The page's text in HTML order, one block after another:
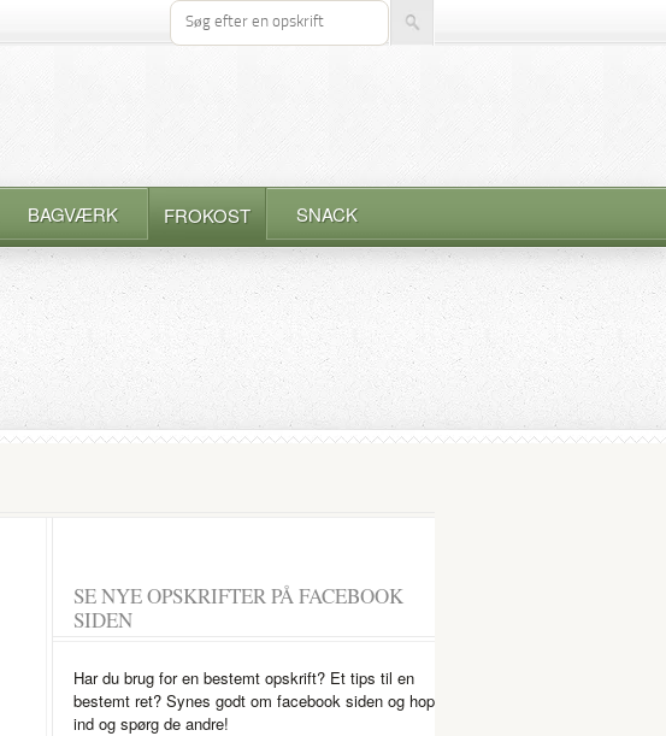
Søg efter opskrift
BAGVÆRK FROKOST SNACK
SE NYE OPSKRIFTER PÅ FACEBOOK
SIDEN
Har du brug for en bestemt opskrift? Et tips til en
bestemt ret? Synes godt om facebook siden og hop
ind og spørg de andre!